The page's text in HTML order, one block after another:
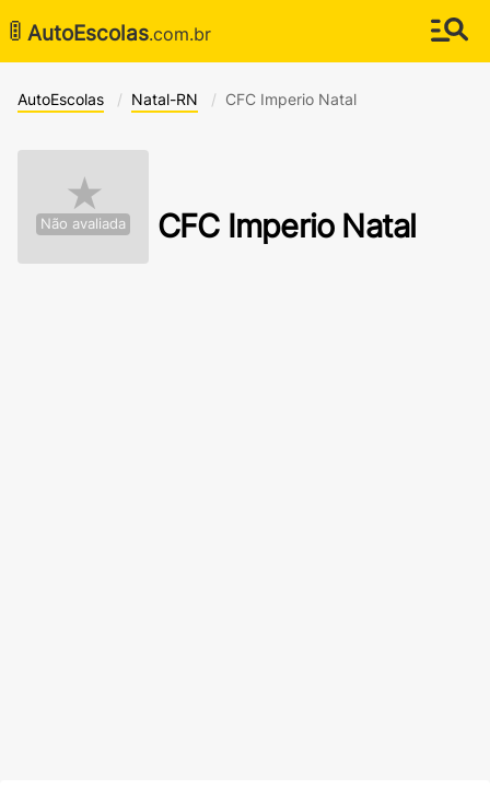
🚦 AutoEscolas.com.br
AutoEscolas Natal-RN CFC Imperio Natal
★
Não avaliada CFC Imperio Natal